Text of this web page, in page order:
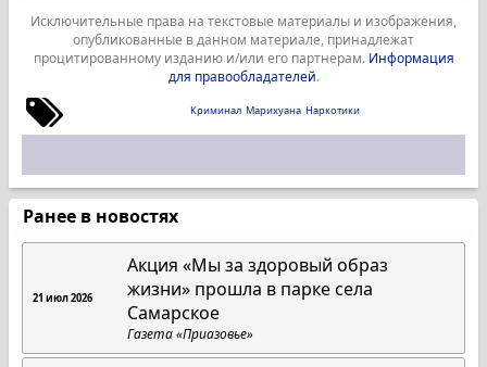
Исключительные права на текстовые материалы и изображения,
опубликованные в данном материале, принадлежат
процитированному изданию и/или его партнерам. Информация
для правообладателей.
Криминал Марихуана Наркотики
Ранее в новостях
21 июл 2026
Акция «Мы за здоровый образ
жизни» прошла в парке села
Самарское
Газета «Приазовье»